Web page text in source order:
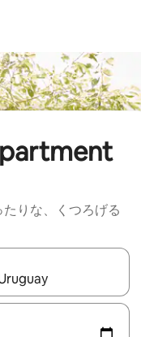
りな、くつろげる
の矢印キーを使って移